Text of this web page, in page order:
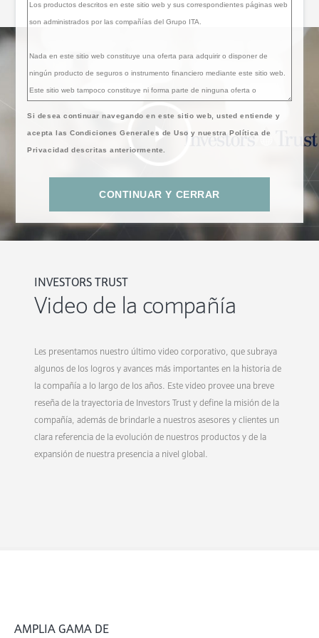
INVESTORS TRUST
Video de la compañía
Les presentamos nuestro último video corporativo, que subraya
algunos de los logros y avances más importantes en la historia de
la compañía a lo largo de los años. Este video provee una breve
reseña de la trayectoria de Investors Trust y define la misión de la
compañía, además de brindarle a nuestros asesores y clientes un
clara referencia de la evolución de nuestros productos y de la
expansión de nuestra presencia a nivel global.
AMPLIA GAMA DE
Si desea continuar navegando en este sitio web, usted entiende y
acepta las Condiciones Generales de Uso y nuestra Política de
Privacidad descritas anteriormente.
CONTINUAR Y CERRAR